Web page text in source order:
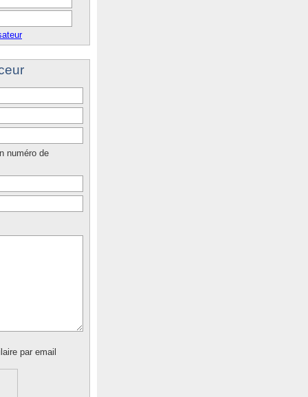
numéro de
par email